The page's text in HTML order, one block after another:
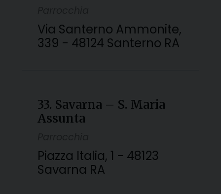
Via Santerno Ammonite,
339 - 48124 Santerno RA
33. Savarna – S. Maria
Assunta
Piazza Italia, 1 - 48123
Savarna RA